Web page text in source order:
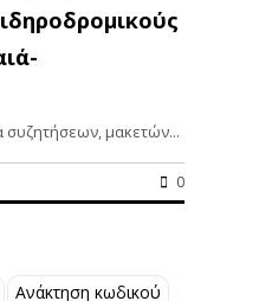
μακετών...
0
Ανάκτηση κωδικού